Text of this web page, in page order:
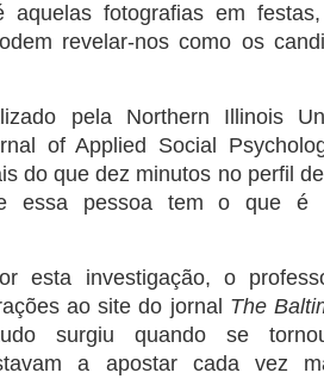
aquelas fotografias em
revelar-nos como os
pela Northern Illinois
of Applied Social
do que dez minutos no perfil
essa pessoa tem o que é
esta investigação, o
ao site do jornal The
surgiu quando se
a apostar cada vez